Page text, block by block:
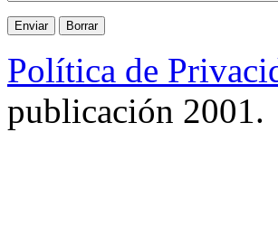
Política de
publicación 2001.